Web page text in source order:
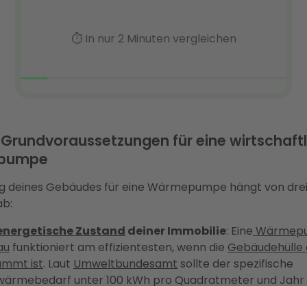
für eine
deines Gebäudes für eine Wärmepumpe hängt von
Zustand deiner Immobilie: Eine
funktioniert am effizientesten, wenn die Gebäudehülle
ist. Laut Umweltbundesamt sollte der spezifische
unter 100 kWh pro Quadratmeter und Jahr